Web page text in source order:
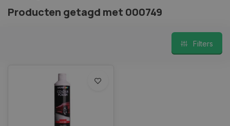
Producten getagd met 000749
Filters